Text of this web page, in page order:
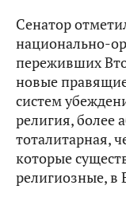
Сенатор
национально-
переживших
новые
систем
религия, более
тоталитарная,
которые
религиозные, в